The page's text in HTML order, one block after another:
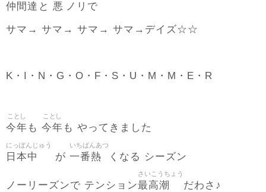
仲間達 と 悪 ノリで
サマ→ サマ→ サマ→ サマ→デイズ☆☆
K・I・N・G・O・F・S・U・M・M・E・R
今年
ことし
も 今年
ことし
も やってきました
日本中
にっぽんじゅう
が 一番熱
いちばんあつ
くなる シーズン
ノーリーズンで テンション最高潮
さいこうちょう
だわさ♪